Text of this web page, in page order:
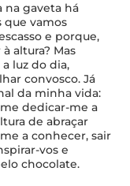
na gaveta há
que vamos
e porque,
altura? Mas
luz do dia,
convosco. Já
da minha vida:
dedicar-me a
de abraçar
a conhecer, sair
vos e
chocolate.